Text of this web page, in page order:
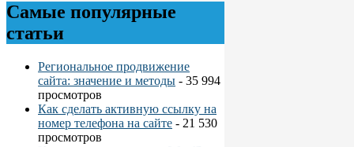
Самые популярные
статьи
Региональное продвижение
сайта: значение и методы - 35 994
просмотров
Как сделать активную ссылку на
номер телефона на сайте - 21 530
просмотров